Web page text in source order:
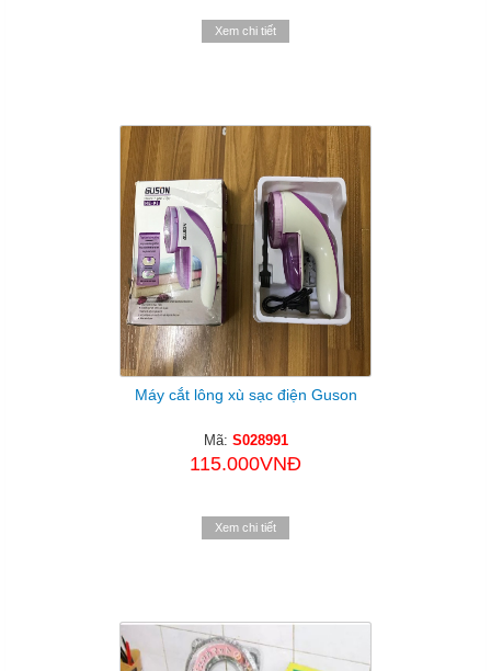
Xem chi tiết
Máy cắt lông xù sạc điện Guson
Mã: S028991
115.000VNĐ
Xem chi tiết